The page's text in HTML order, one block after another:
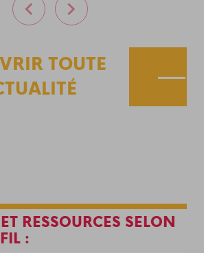
découvrir des structures locales
de l'agriculture paysanne,
TOUTE
RESSOURCES SELON
: